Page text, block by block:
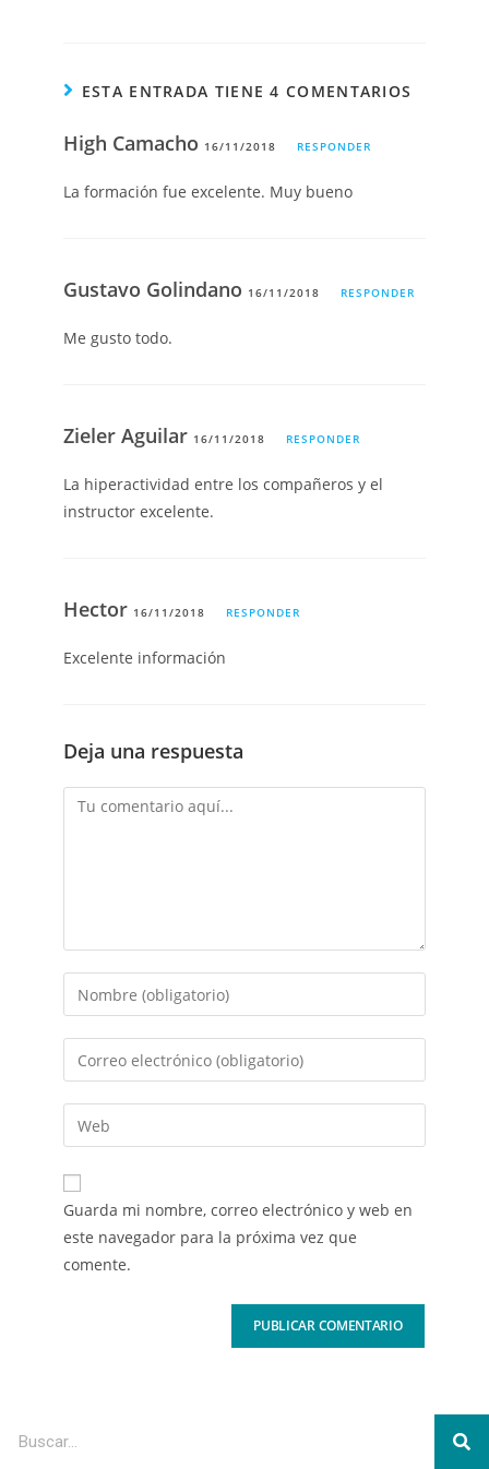
ESTA ENTRADA TIENE 4 COMENTARIOS
High Camacho 16/11/2018 RESPONDER
La formación fue excelente. Muy bueno
Gustavo Golindano 16/11/2018 RESPONDER
Me gusto todo.
Zieler Aguilar 16/11/2018 RESPONDER
La hiperactividad entre los compañeros y el
instructor excelente.
Hector 16/11/2018 RESPONDER
Excelente información
Deja una respuesta
Guarda mi nombre, correo electrónico y web en
este navegador para la próxima vez que
comente.